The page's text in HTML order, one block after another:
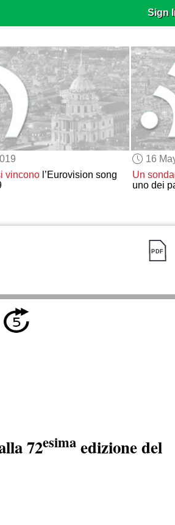
Sign
vinconol’Eurovision song
16
Un
uno dei
72esima edizione del